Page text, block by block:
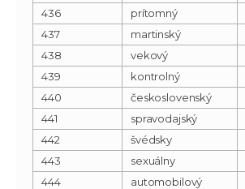
436 prítomný
437
martinský
438
vekový
439
kontrolný
440
československý
441
spravodajský
442
švédsky
443
sexuálny
444
automobilový